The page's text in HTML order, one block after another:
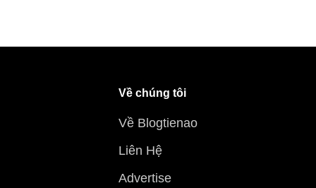
Về chúng tôi
Về Blogtienao
Liên Hệ
Advertise